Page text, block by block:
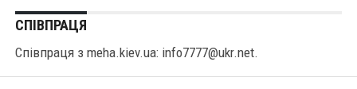
СПІВПРАЦЯ
Співпраця з meha.kiev.ua: info7777@ukr.net.